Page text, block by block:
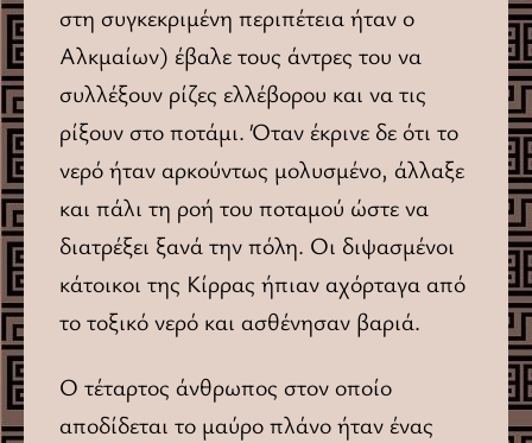
στη συγκεκριμένη περιπέτεια ήταν ο
Αλκμαίων) έβαλε τους άντρες του να
συλλέξουν ρίζες ελλέβορου και να τις
ρίξουν στο ποτάμι. Όταν έκρινε δε ότι το
νερό ήταν αρκούντως μολυσμένο, άλλαξε
και πάλι τη ροή του ποταμού ώστε να
διατρέξει ξανά την πόλη. Οι διψασμένοι
κάτοικοι της Kίρρας ήπιαν αχόρταγα από
το τοξικό νερό και ασθένησαν βαριά.
O τέταρτος άνθρωπος στον οποίο
αποδίδεται το μαύρο πλάνο ήταν ένας